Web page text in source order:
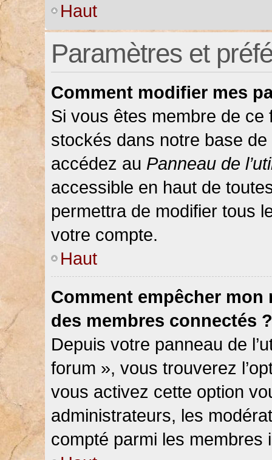
Haut
Paramètres et
Comment modifier mes
Si vous êtes membre de
stockés dans notre base
accédez au Panneau de
accessible en haut de
permettra de modifier tous
votre compte.
Haut
Comment empêcher mon
des membres connectés ?
Depuis votre panneau de
forum », vous trouverez
vous activez cette option
administrateurs, les
compté parmi les membres